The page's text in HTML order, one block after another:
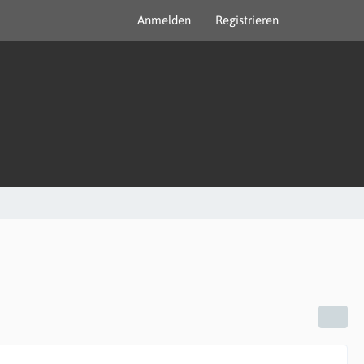
Anmelden Registrieren